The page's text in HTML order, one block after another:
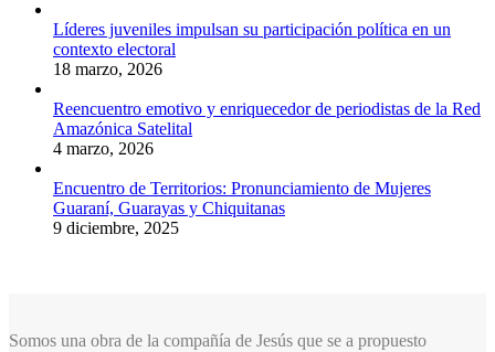
Líderes juveniles impulsan su participación política en un
contexto electoral
18 marzo, 2026
Reencuentro emotivo y enriquecedor de periodistas de la Red
Amazónica Satelital
4 marzo, 2026
Encuentro de Territorios: Pronunciamiento de Mujeres
Guaraní, Guarayas y Chiquitanas
9 diciembre, 2025
Somos una obra de la compañía de Jesús que se a propuesto